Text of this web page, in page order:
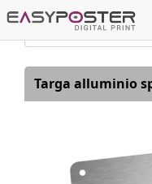
Targa alluminio